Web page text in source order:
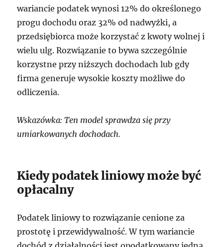
wariancie podatek wynosi 12% do określonego
progu dochodu oraz 32% od nadwyżki, a
przedsiębiorca może korzystać z kwoty wolnej i
wielu ulg. Rozwiązanie to bywa szczególnie
korzystne przy niższych dochodach lub gdy
firma generuje wysokie koszty możliwe do
odliczenia.
Wskazówka: Ten model sprawdza się przy
umiarkowanych dochodach.
Kiedy podatek liniowy może być
opłacalny
Podatek liniowy to rozwiązanie cenione za
prostotę i przewidywalność. W tym wariancie